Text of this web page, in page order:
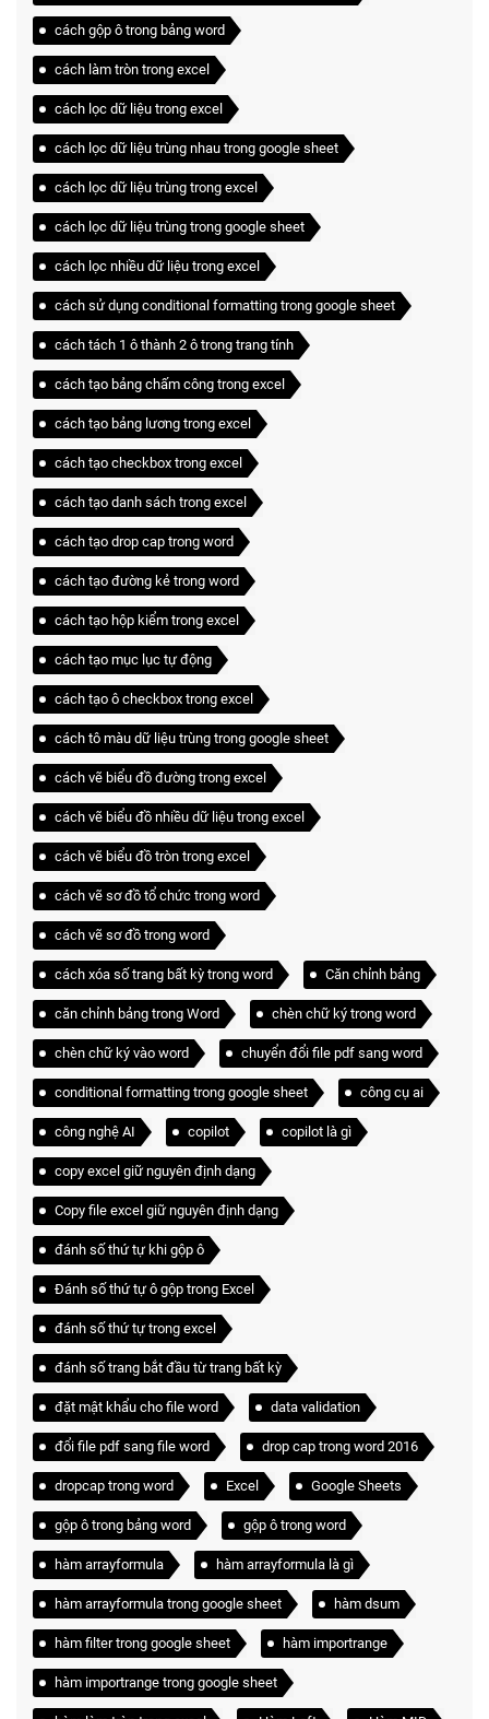
cách gộp ô trong bảng word
cách làm tròn trong excel
cách lọc dữ liệu trong excel
cách lọc dữ liệu trùng nhau trong google sheet
cách lọc dữ liệu trùng trong excel
cách lọc dữ liệu trùng trong google sheet
cách lọc nhiều dữ liệu trong excel
cách sử dụng conditional formatting trong google sheet
cách tách 1 ô thành 2 ô trong trang tính
cách tạo bảng chấm công trong excel
cách tạo bảng lương trong excel
cách tạo checkbox trong excel
cách tạo danh sách trong excel
cách tạo drop cap trong word
cách tạo đường kẻ trong word
cách tạo hộp kiểm trong excel
cách tạo mục lục tự động
cách tạo ô checkbox trong excel
cách tô màu dữ liệu trùng trong google sheet
cách vẽ biểu đồ đường trong excel
cách vẽ biểu đồ nhiều dữ liệu trong excel
cách vẽ biểu đồ tròn trong excel
cách vẽ sơ đồ tổ chức trong word
cách vẽ sơ đồ trong word
cách xóa số trang bất kỳ trong word Căn chỉnh bảng
căn chỉnh bảng trong Word chèn chữ ký trong word
chèn chữ ký vào word chuyển đổi file pdf sang word
conditional formatting trong google sheet công cụ ai
công nghệ AI copilot copilot là gì
copy excel giữ nguyên định dạng
Copy file excel giữ nguyên định dạng
đánh số thứ tự khi gộp ô
Đánh số thứ tự ô gộp trong Excel
đánh số thứ tự trong excel
đánh số trang bắt đầu từ trang bất kỳ
đặt mật khẩu cho file word data validation
đổi file pdf sang file word drop cap trong word 2016
dropcap trong word Excel Google Sheets
gộp ô trong bảng word gộp ô trong word
hàm arrayformula hàm arrayformula là gì
hàm arrayformula trong google sheet hàm dsum
hàm filter trong google sheet hàm importrange
hàm importrange trong google sheet